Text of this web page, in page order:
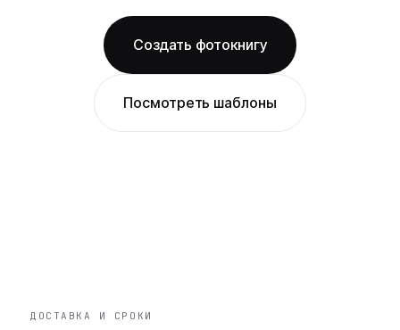
Создать фотокнигу
Посмотреть шаблоны
ДОСТАВКА И СРОКИ